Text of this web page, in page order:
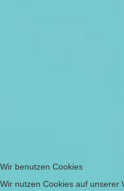
Wir benutzen Cookies
Wir nutzen Cookies auf unserer